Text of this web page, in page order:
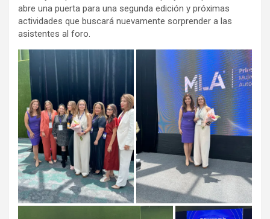
abre una puerta para una segunda edición y próximas
actividades que buscará nuevamente sorprender a las
asistentes al foro.